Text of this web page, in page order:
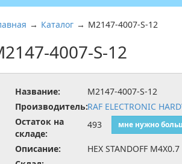
→ Каталог → M2147-4007-S-12
4007-S-12
Название:
M2147-4007-S-12
Производитель:RAF ELECTRONIC
Остаток на
складе:
493 мне нужно
Описание:
HEX STANDOFF